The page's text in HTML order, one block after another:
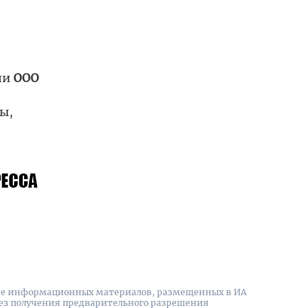
ООО
информационных материалов, размещенных в ИА
получения предварительного разрешения